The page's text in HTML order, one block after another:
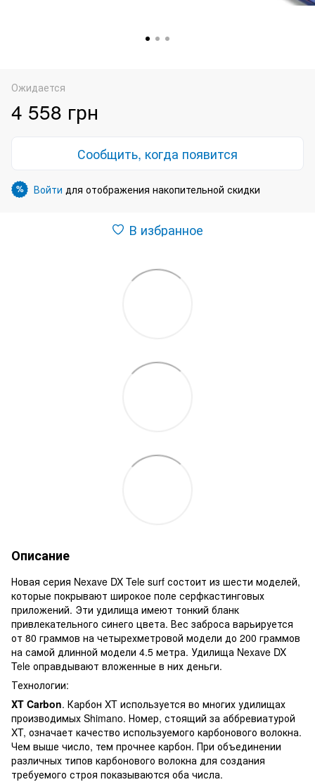
Ожидается
4 558 грн
Сообщить, когда появится
% Войти для отображения накопительной скидки
В избранное
Описание
Новая серия Nexave DX Tele surf состоит из шести моделей,
которые покрывают широкое поле серфкастинговых
приложений. Эти удилища имеют тонкий бланк
привлекательного синего цвета. Вес заброса варьируется
от 80 граммов на четырехметровой модели до 200 граммов
на самой длинной модели 4.5 метра. Удилища Nexave DX
Tele оправдывают вложенные в них деньги.
Технологии:
XT Carbon. Карбон XT используется во многих удилищах
производимых Shimano. Номер, стоящий за аббревиатурой
XT, означает качество используемого карбонового волокна.
Чем выше число, тем прочнее карбон. При объединении
различных типов карбонового волокна для создания
требуемого строя показываются оба числа.